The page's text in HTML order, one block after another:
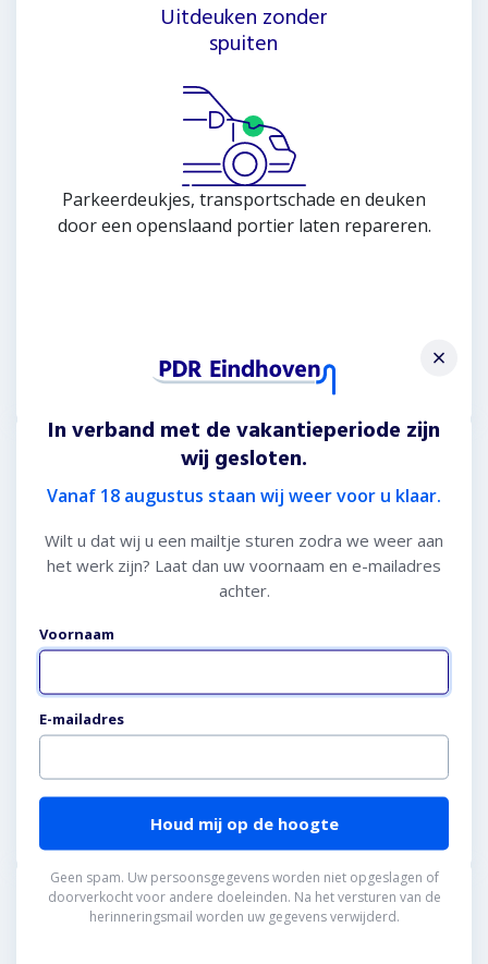
Uitdeuken zonder
spuiten
Parkeerdeukjes, transportschade en deuken
door een openslaand portier laten repareren.
Meer informatie
Hagelschade reparatie
Of het nu gaat om 50 of om 500 deukjes, onze
Motortank reparatie
In verband met de vakantieperiode zijn
wij gesloten.
Vanaf 18 augustus staan wij weer voor u klaar.
Wilt u dat wij u een mailtje sturen zodra we weer aan
het werk zijn? Laat dan uw voornaam en e-mailadres
achter.
Website (niet invullen)
Voornaam
E-mailadres
Houd mij op de hoogte
Geen spam. Uw persoonsgegevens worden niet opgeslagen of
doorverkocht voor andere doeleinden. Na het versturen van de
herinneringsmail worden uw gegevens verwijderd.